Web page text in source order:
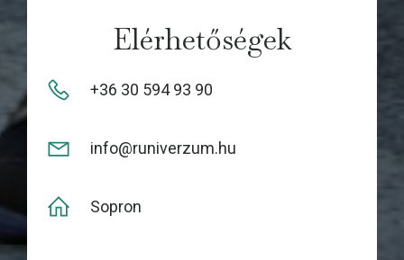
Elérhetőségek
+36 30 594 93 90
info@runiverzum.hu
Sopron